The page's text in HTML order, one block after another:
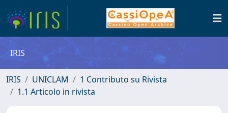
IRIS
IRIS UNICLAM
1 Contributo su Rivista
1.1 Articolo in rivista